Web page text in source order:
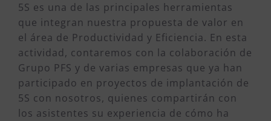
5S es una de las principales herramientas
que integran nuestra propuesta de valor en
el área de Productividad y Eficiencia. En esta
actividad, contaremos con la colaboración de
Grupo PFS y de varias empresas que ya han
participado en proyectos de implantación de
5S con nosotros, quienes compartirán con
los asistentes su experiencia de cómo ha